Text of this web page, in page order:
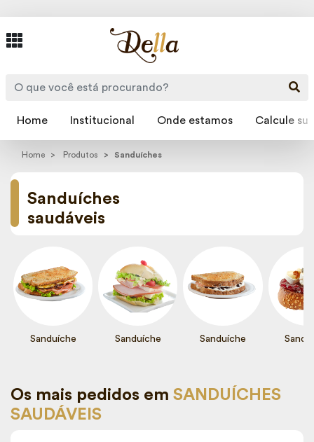
Home Institucional Onde estamos Calcule
Home Produtos Sanduíches
Sanduíches
saudáveis
Sanduíche Sanduíche Sanduíche
Os mais pedidos em SANDUÍCHES
SAUDÁVEIS